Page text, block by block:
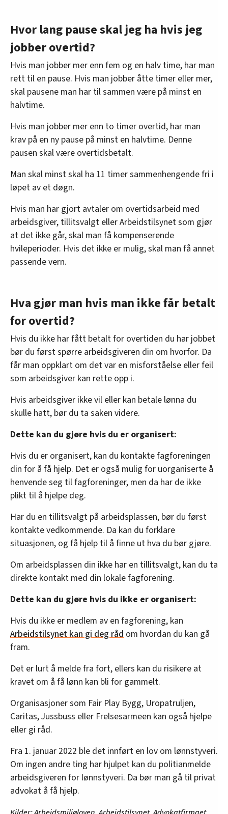
Hvor lang pause skal jeg ha hvis jeg
jobber overtid?
Hvis man jobber mer enn fem og en halv time, har man
rett til en pause. Hvis man jobber åtte timer eller mer,
skal pausene man har til sammen være på minst en
halvtime.
Hvis man jobber mer enn to timer overtid, har man
krav på en ny pause på minst en halvtime. Denne
pausen skal være overtidsbetalt.
Man skal minst skal ha 11 timer sammenhengende fri i
løpet av et døgn.
Hvis man har gjort avtaler om overtidsarbeid med
arbeidsgiver, tillitsvalgt eller Arbeidstilsynet som gjør
at det ikke går, skal man få kompenserende
hvileperioder. Hvis det ikke er mulig, skal man få annet
passende vern.
Hva gjør man hvis man ikke får betalt
for overtid?
Hvis du ikke har fått betalt for overtiden du har jobbet
bør du først spørre arbeidsgiveren din om hvorfor. Da
får man oppklart om det var en misforståelse eller feil
som arbeidsgiver kan rette opp i.
Hvis arbeidsgiver ikke vil eller kan betale lønna du
skulle hatt, bør du ta saken videre.
Dette kan du gjøre hvis du er organisert:
Hvis du er organisert, kan du kontakte fagforeningen
din for å få hjelp. Det er også mulig for uorganiserte å
henvende seg til fagforeninger, men da har de ikke
plikt til å hjelpe deg.
Har du en tillitsvalgt på arbeidsplassen, bør du først
kontakte vedkommende. Da kan du forklare
situasjonen, og få hjelp til å finne ut hva du bør gjøre.
Om arbeidsplassen din ikke har en tillitsvalgt, kan du ta
direkte kontakt med din lokale fagforening.
Dette kan du gjøre hvis du ikke er organisert:
Hvis du ikke er medlem av en fagforening, kan
Arbeidstilsynet kan gi deg råd om hvordan du kan gå
fram.
Det er lurt å melde fra fort, ellers kan du risikere at
kravet om å få lønn kan bli for gammelt.
Organisasjoner som Fair Play Bygg, Uropatruljen,
Caritas, Jussbuss eller Frelsesarmeen kan også hjelpe
eller gi råd.
Fra 1. januar 2022 ble det innført en lov om lønnstyveri.
Om ingen andre ting har hjulpet kan du politianmelde
arbeidsgiveren for lønnstyveri. Da bør man gå til privat
advokat å få hjelp.